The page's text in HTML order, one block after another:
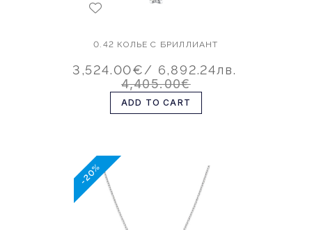
0.42 КОЛЬЕ С БРИЛЛИАНТ
3,524.00€/ 6,892.24лв.
4,405.00€
ADD TO CART
-20%